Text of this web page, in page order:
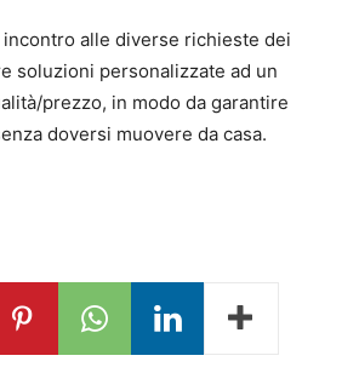
alle diverse richieste dei
soluzioni personalizzate ad un
prezzo, in modo da garantire
doversi muovere da casa.